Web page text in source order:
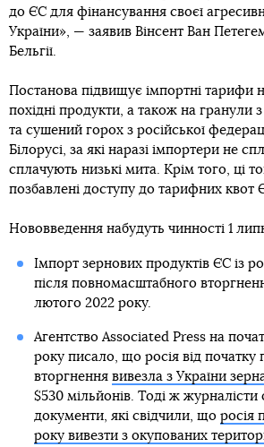
до ЄС для фінансування своєї
України», — заявив Вінсент Ван
Бельгії.
Постанова підвищує імпортні тарифи
похідні продукти, а також на гранули
та сушений горох з російської
Білорусі, за які наразі імпортери не
сплачують низькі мита. Крім того, ці
позбавлені доступу до тарифних квот
Нововведення набудуть чинності 1
Імпорт зернових продуктів ЄС із
після повномасштабного
лютого 2022 року.
Агентство Associated Press на
року писало, що росія від
вторгнення вивезла з України
$530 мільйонів. Тоді ж журналісти
документи, які свідчили, що росія
року вивезти з окупованих